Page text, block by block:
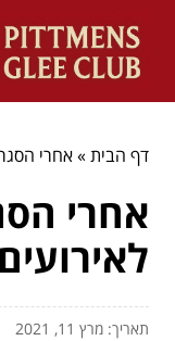
דף הבית»אחרי
אחרי
תאריך: מרץ 11, 2021